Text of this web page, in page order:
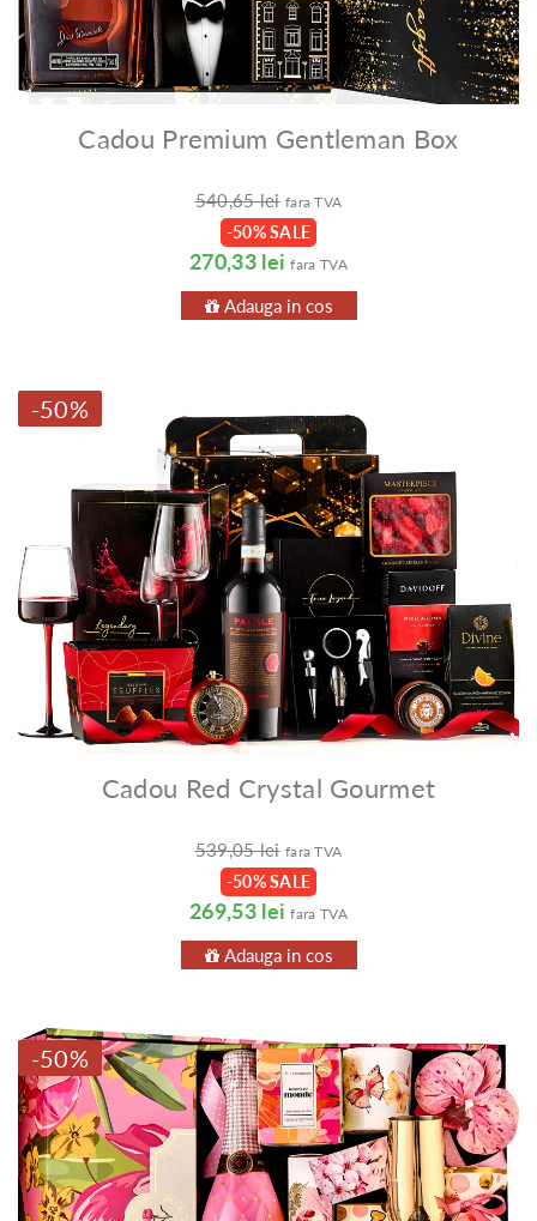
Cadou Premium Gentleman Box
540,65 lei fara TVA
-50% SALE
270,33 lei fara TVA
Adauga in cos
-50%
Cadou Red Crystal Gourmet
539,05 lei fara TVA
-50% SALE
269,53 lei fara TVA
Adauga in cos
-50%